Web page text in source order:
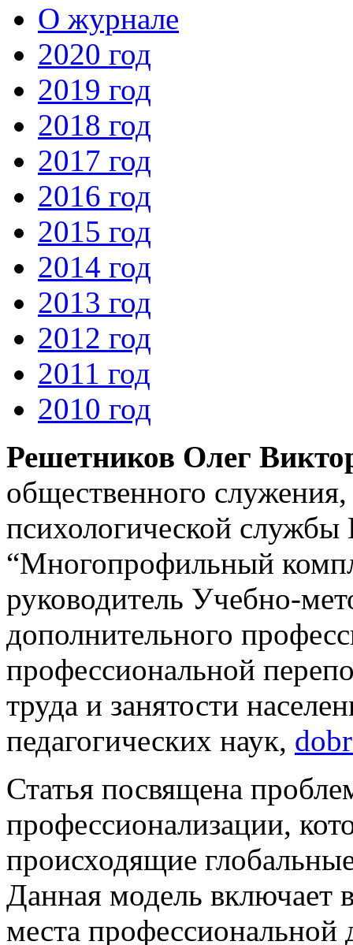
О журнале
2020 год
2019 год
2018 год
2017 год
2016 год
2015 год
2014 год
2013 год
2012 год
2011 год
2010 год
Решетников Олег
общественного
психологической
“Многопрофильный
руководитель Учебно-
дополнительного
профессиональной
труда и занятости
педагогических наук,
Статья посвящена
профессионализации,
происходящие
Данная модель включает
места профессиональной